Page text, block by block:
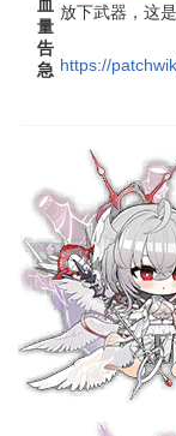
血
量
告
急
放下武器，这
https://